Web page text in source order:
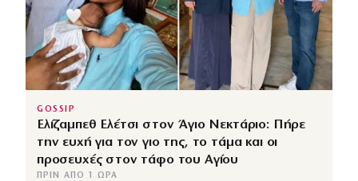
GOSSIP
Ελίζαμπεθ Ελέτσι στον Άγιο Νεκτάριο: Πήρε
την ευχή για τον γιο της, το τάμα και οι
προσευχές στον τάφο του Αγίου
ΠΡΙΝ ΑΠΌ 1 ΏΡΑ